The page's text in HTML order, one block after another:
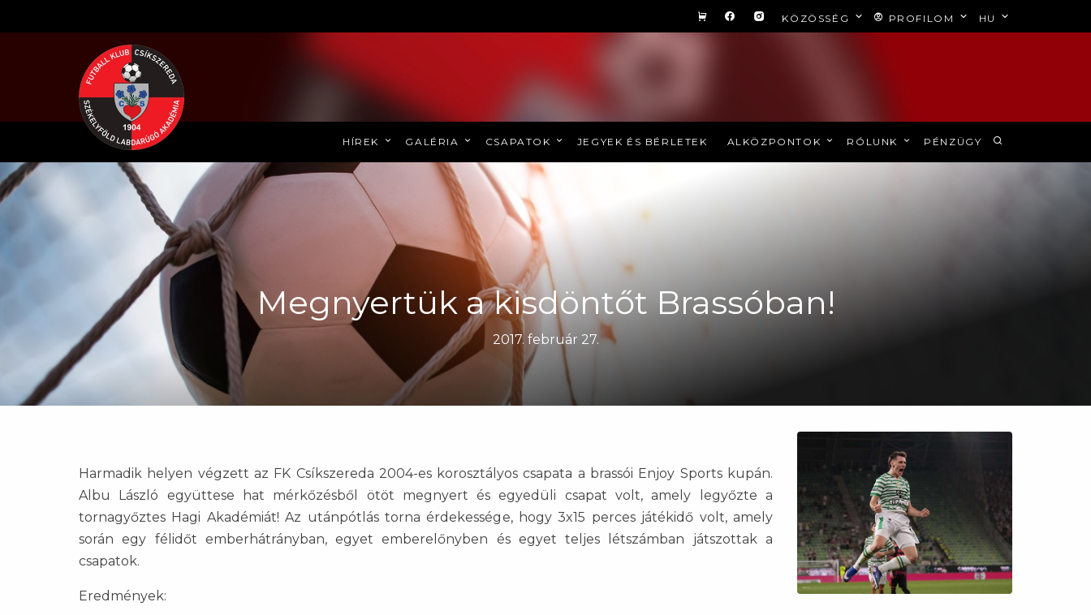
KÖZÖSSÉG PROFILOM HU
HÍREK GALÉRIA CSAPATOK JEGYEK ÉS BÉRLETEK ALKÖZPONTOK RÓLUNK PÉNZÜGY
Megnyertük a kisdöntőt Brassóban!
2017. február 27.
Harmadik helyen végzett az FK Csíkszereda 2004-es korosztályos csapata a brassói Enjoy Sports kupán.
Albu László együttese hat mérkőzésből ötöt megnyert és egyedüli csapat volt, amely legyőzte a
tornagyőztes Hagi Akadémiát! Az utánpótlás torna érdekessége, hogy 3x15 perces játékidő volt, amely
során egy félidőt emberhátrányban, egyet emberelőnyben és egyet teljes létszámban játszottak a
csapatok.
Eredmények: